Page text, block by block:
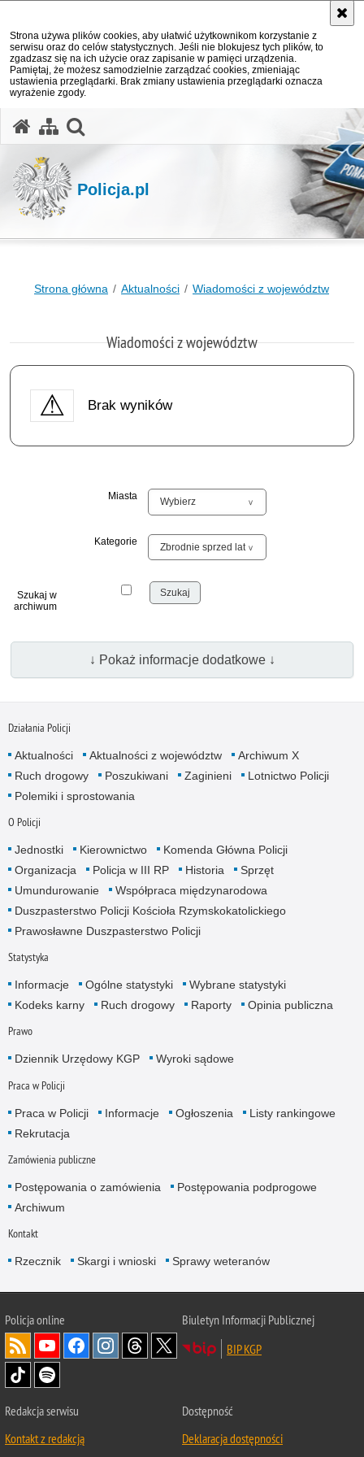
Strona używa plików cookies, aby ułatwić użytkownikom korzystanie z
serwisu oraz do celów statystycznych. Jeśli nie blokujesz tych plików, to
zgadzasz się na ich użycie oraz zapisanie w pamięci urządzenia.
Pamiętaj, że możesz samodzielnie zarządzać cookies, zmieniając
ustawienia przeglądarki. Brak zmiany ustawienia przeglądarki oznacza
wyrażenie zgody.
Policja.pl
Strona główna Aktualności Wiadomości z województw
Wiadomości z województw
Brak wyników
Miasta
Kategorie
Szukaj w
archiwum
↓ Pokaż informacje dodatkowe ↓
Działania Policji
Aktualności Aktualności z województw
Archiwum X
Ruch drogowy
Poszukiwani Zaginieni
Lotnictwo Policji
Polemiki i sprostowania
O Policji
Jednostki Kierownictwo
Komenda Główna Policji
Organizacja
Policja w III RP Historia
Sprzęt
Umundurowanie
Współpraca międzynarodowa
Duszpasterstwo Policji Kościoła Rzymskokatolickiego
Prawosławne Duszpasterstwo Policji
Statystyka
Informacje Ogólne statystyki
Wybrane statystyki
Kodeks karny
Ruch drogowy Raporty Opinia publiczna
Prawo
Dziennik Urzędowy KGP Wyroki sądowe
Praca w Policji
Praca w Policji Informacje Ogłoszenia
Listy rankingowe
Rekrutacja
Zamówienia publiczne
Postępowania o zamówienia
Postępowania podprogowe
Archiwum
Kontakt
Rzecznik Skargi i wnioski Sprawy weteranów
Policjaonline
Biuletyn Informacji Publicznej
BIP KGP
Redakcja serwisu
Kontakt z redakcją
Dostępność
Deklaracja dostępności